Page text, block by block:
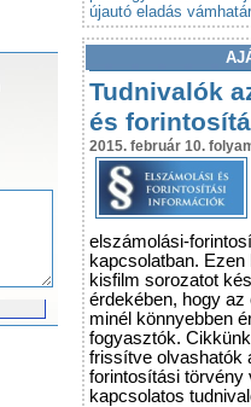
újautó eladás vámhatár
Tudnivalók
és
2015. február 10.
elszámolási-
kapcsolatban.
kisfilm sorozatot
érdekében, hogy
minél könnyebben
fogyasztók.
frissítve olvashatók
forintosítási törvény
kapcsolatos